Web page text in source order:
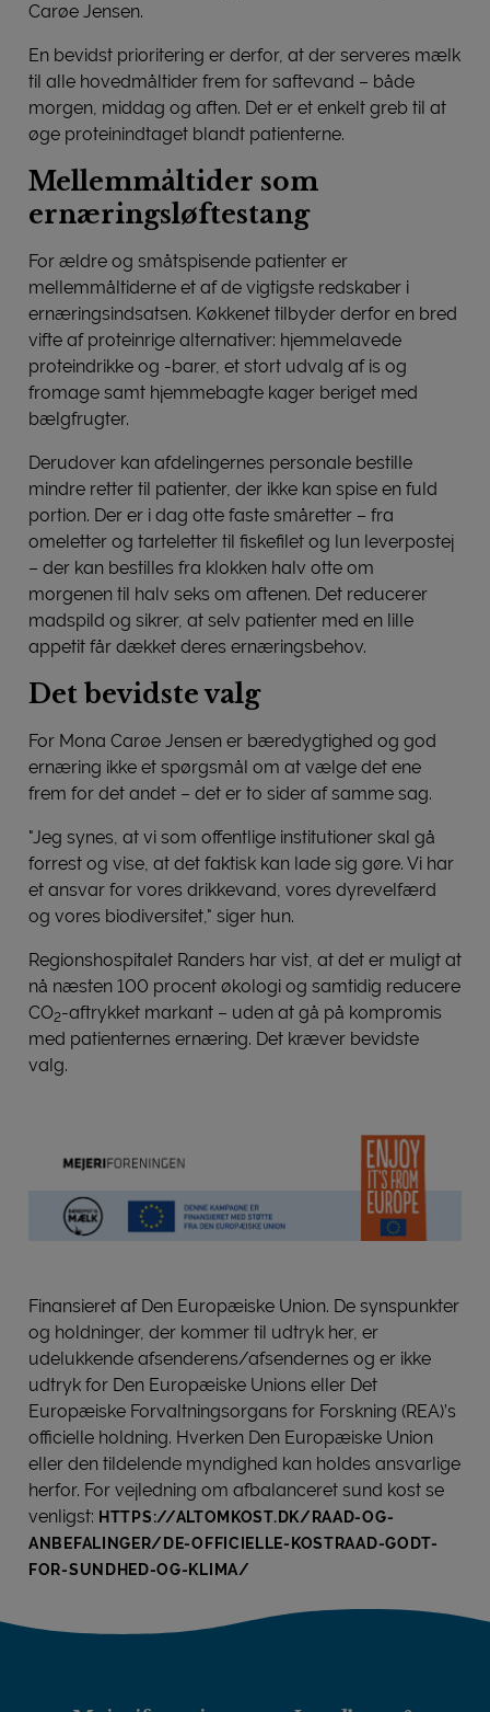
Carøe Jensen.
En bevidst prioritering er derfor, at der serveres mælk
til alle hovedmåltider frem for saftevand – både
morgen, middag og aften. Det er et enkelt greb til at
øge proteinindtaget blandt patienterne.
Mellemmåltider som
ernæringsløftestang
For ældre og småtspisende patienter er
mellemmåltiderne et af de vigtigste redskaber i
ernæringsindsatsen. Køkkenet tilbyder derfor en bred
vifte af proteinrige alternativer: hjemmelavede
proteindrikke og -barer, et stort udvalg af is og
fromage samt hjemmebagte kager beriget med
bælgfrugter.
Derudover kan afdelingernes personale bestille
mindre retter til patienter, der ikke kan spise en fuld
portion. Der er i dag otte faste småretter – fra
omeletter og tarteletter til fiskefilet og lun leverpostej
– der kan bestilles fra klokken halv otte om
morgenen til halv seks om aftenen. Det reducerer
madspild og sikrer, at selv patienter med en lille
appetit får dækket deres ernæringsbehov.
Det bevidste valg
For Mona Carøe Jensen er bæredygtighed og god
ernæring ikke et spørgsmål om at vælge det ene
frem for det andet – det er to sider af samme sag.
"Jeg synes, at vi som offentlige institutioner skal gå
forrest og vise, at det faktisk kan lade sig gøre. Vi har
et ansvar for vores drikkevand, vores dyrevelfærd
og vores biodiversitet," siger hun.
Regionshospitalet Randers har vist, at det er muligt at
nå næsten 100 procent økologi og samtidig reducere
CO2-aftrykket markant – uden at gå på kompromis
med patienternes ernæring. Det kræver bevidste
valg.
Finansieret af Den Europæiske Union. De synspunkter
og holdninger, der kommer til udtryk her, er
udelukkende afsenderens/afsendernes og er ikke
udtryk for Den Europæiske Unions eller Det
Europæiske Forvaltningsorgans for Forskning (REA)’s
officielle holdning. Hverken Den Europæiske Union
eller den tildelende myndighed kan holdes ansvarlige
herfor. For vejledning om afbalanceret sund kost se
venligst: HTTPS://ALTOMKOST.DK/RAAD-OG-
ANBEFALINGER/DE-OFFICIELLE-KOSTRAAD-GODT-
FOR-SUNDHED-OG-KLIMA/